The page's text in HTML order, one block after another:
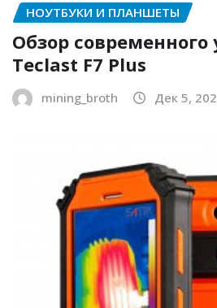
НОУТБУКИ И ПЛАНШЕТЫ
Обзор современного
Teclast F7 Plus
mining_broth Дек 5,